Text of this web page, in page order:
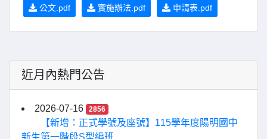
公文.pdf 實施辦法.pdf 申請表.pdf
近月內熱門公告
2026-07-16 2856
【新增：正式學號及座號】115學年度陽明國中
新生第一階段S型編班...